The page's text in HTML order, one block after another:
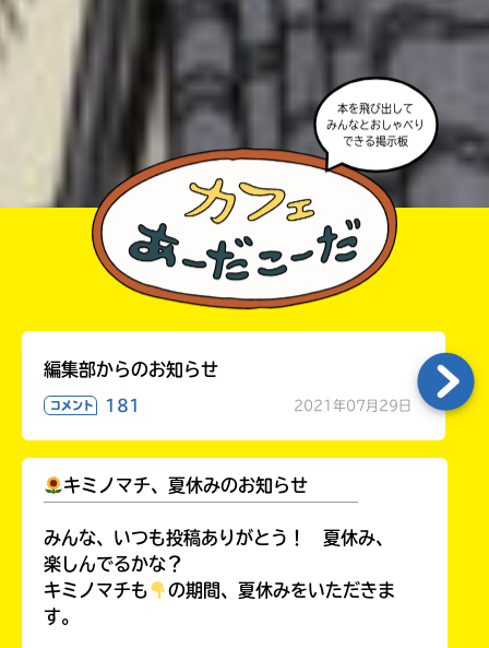
・かき終えたら、人を傷つけていたり、個人情報をか
きこんでいたり、字がまちがっていたりしないか、読
本を飛び出して
みんなとおしゃべり
できる掲示板
編集部からのお知らせ
コメント 181 2021年07月29日
キミノマチ、夏休みのお知らせ
みんな、いつも投稿ありがとう！ 夏休み、
楽しんでるかな？
キミノマチも
の期間、夏休みをいただきま
す。